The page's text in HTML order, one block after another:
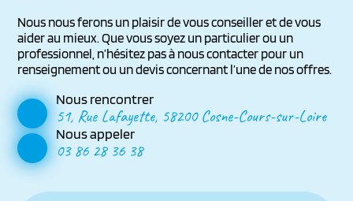
Nous nous ferons un plaisir de vous conseiller et de vous
aider au mieux. Que vous soyez un particulier ou un
professionnel, n’hésitez pas à nous contacter pour un
renseignement ou un devis concernant l’une de nos offres.
Nous rencontrer
51, Rue Lafayette, 58200 Cosne-Cours-sur-Loire
Nous appeler
03 86 28 36 38